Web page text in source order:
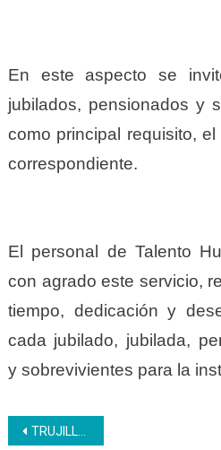
En este aspecto se
jubilados, pensionados y
como principal requisito,
correspondiente.
El personal de Talento
con agrado este servicio,
tiempo, dedicación y
cada jubilado, jubilada,
y sobrevivientes para la
Navegación
TRUJILLO | Inces inicia formación de estética y belleza en el ámbito misiones